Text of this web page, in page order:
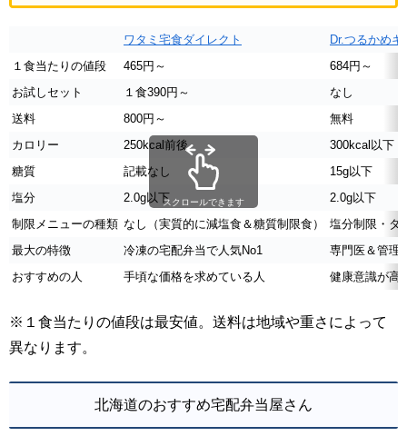
ワタミ宅食ダイレクト
Dr.つるかめ
１食当たりの値段
465円～
684円～
お試しセット
１食390円～
なし
送料
800円～
無料
カロリー
250kcal前後
300kcal以下
糖質
記載なし
15g以下
塩分
2.0g以下
2.0g以下
制限メニューの種類 なし（実質的に減塩食＆糖質制限食）
塩分制限・タ
最大の特徴
冷凍の宅配弁当で人気No1
専門医＆管理
おすすめの人
手頃な価格を求めている人 健康意識が高
スクロールできます
※１食当たりの値段は最安値。送料は地域や重さによって
異なります。
北海道のおすすめ宅配弁当屋さん